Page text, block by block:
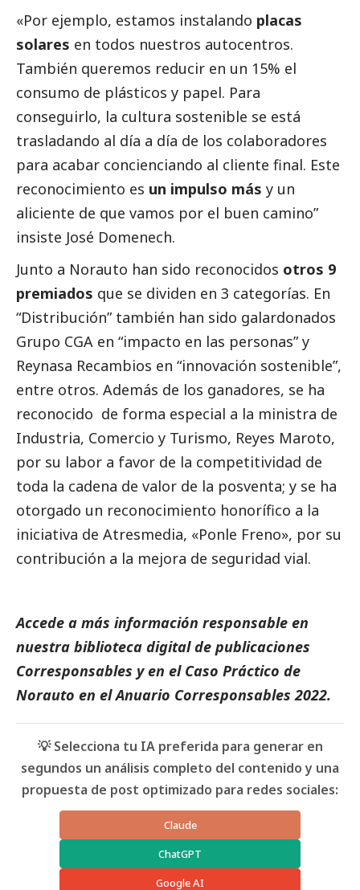
«Por ejemplo, estamos instalando placas
solares en todos nuestros autocentros.
También queremos reducir en un 15% el
consumo de plásticos y papel. Para
conseguirlo, la cultura sostenible se está
trasladando al día a día de los colaboradores
para acabar concienciando al cliente final. Este
reconocimiento es un impulso más y un
aliciente de que vamos por el buen camino”
insiste José Domenech.
Junto a Norauto han sido reconocidos otros 9
premiados que se dividen en 3 categorías. En
“Distribución” también han sido galardonados
Grupo CGA en “impacto en las personas” y
Reynasa Recambios en “innovación sostenible”,
entre otros. Además de los ganadores, se ha
reconocido de forma especial a la ministra de
Industria, Comercio y Turismo, Reyes Maroto,
por su labor a favor de la competitividad de
toda la cadena de valor de la posventa; y se ha
otorgado un reconocimiento honorífico a la
iniciativa de Atresmedia, «Ponle Freno», por su
contribución a la mejora de seguridad vial.
Accede a más información responsable en
nuestra biblioteca digital de publicaciones
Corresponsables y en el Caso Práctico de
Norauto en elAnuario Corresponsables 2022.
💡 Selecciona tu IA preferida para generar en
segundos un análisis completo del contenido y una
propuesta de post optimizado para redes sociales:
Claude
ChatGPT
Google AI